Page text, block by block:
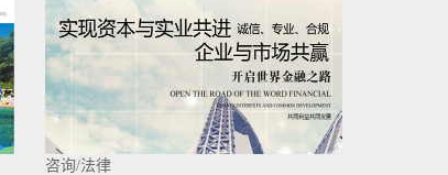
咨询/法律